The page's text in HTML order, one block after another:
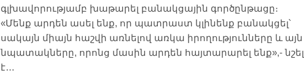
գլխավորությամբ խաթարել բանակցային գործընթացը։
«Մենք արդեն ասել ենք, որ պատրաստ կլինենք բանակցել՝
սակայն միայն հաշվի առնելով առկա իրողությունները և այն
նպատակները, որոնց մասին արդեն հայտարարել ենք»,- նշել
է…